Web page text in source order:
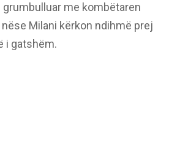
me kombëtaren
Milani kërkon ndihmë prej
i gatshëm.